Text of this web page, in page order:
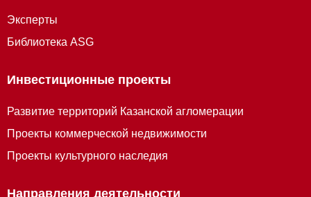
Эксперты
Библиотека ASG
Инвестиционные проекты
Развитие территорий Казанской агломерации
Проекты коммерческой недвижимости
Проекты культурного наследия
Направления деятельности